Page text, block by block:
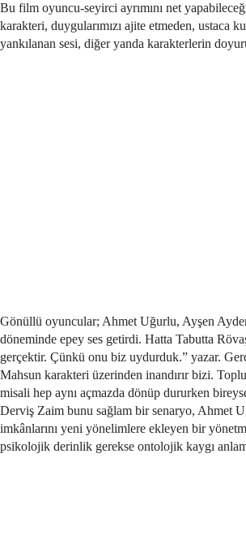
Bu film oyuncu-seyirci ayrımını net
karakteri, duygularımızı ajite etmeden, ustaca
yankılanan sesi, diğer yanda karakterlerin
Gönüllü oyuncular; Ahmet Uğurlu, Ayşen
döneminde epey ses getirdi. Hatta Tabutta
gerçektir. Çünkü onu biz uydurduk.” yazar.
Mahsun karakteri üzerinden inandırır bizi.
misali hep aynı açmazda dönüp dururken
Derviş Zaim bunu sağlam bir senaryo, Ahmet
imkânlarını yeni yönelimlere ekleyen bir
psikolojik derinlik gerekse ontolojik kaygı